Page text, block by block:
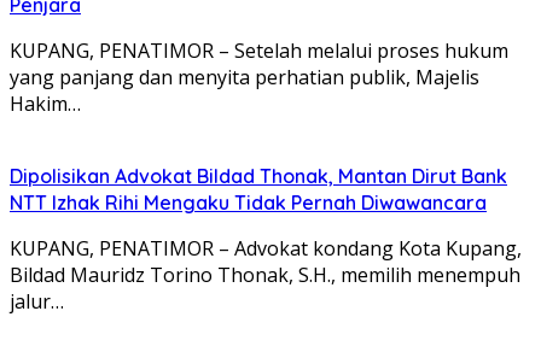
KUPANG, PENATIMOR – Setelah melalui proses hukum
yang panjang dan menyita perhatian publik, Majelis
Hakim…
Dipolisikan Advokat Bildad Thonak, Mantan Dirut Bank
NTT Izhak Rihi Mengaku Tidak Pernah Diwawancara
KUPANG, PENATIMOR – Advokat kondang Kota Kupang,
Bildad Mauridz Torino Thonak, S.H., memilih menempuh
jalur…